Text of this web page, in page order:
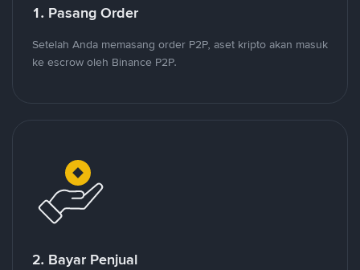
1. Pasang Order
Setelah Anda memasang order P2P, aset kripto akan masuk
ke escrow oleh Binance P2P.
2. Bayar Penjual